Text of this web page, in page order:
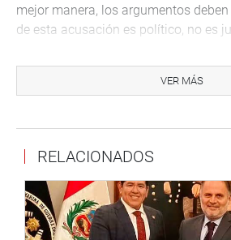
mejor manera, los argumentos
de esta acusación es político, no es
considerado ninguno de los cinco
podrían ser faltas, pero no
la JNJ parece tener motivaciones
aprovechando la mayoría en el
objetivo, lamentando que en la
los votos y los números sobre
VER MÁS
RELACIONADOS